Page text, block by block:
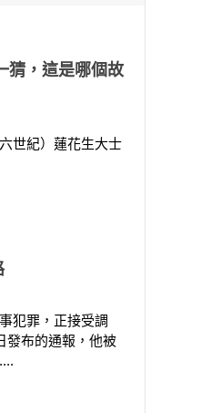
猜，這是哪個故
世紀）蓮花生大士
犯罪，正接受調
發布的通報，他被